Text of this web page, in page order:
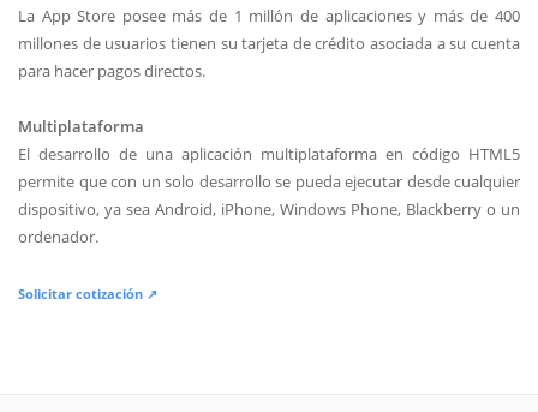
La App Store posee más de 1 millón de aplicaciones y más de 400
millones de usuarios tienen su tarjeta de crédito asociada a su cuenta
para hacer pagos directos.
Multiplataforma
El desarrollo de una aplicación multiplataforma en código HTML5
permite que con un solo desarrollo se pueda ejecutar desde cualquier
dispositivo, ya sea Android, iPhone, Windows Phone, Blackberry o un
ordenador.
Solicitar cotización ↗